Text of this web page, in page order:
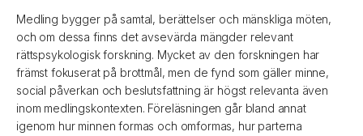
Medling bygger på samtal, berättelser och mänskliga möten,
och om dessa finns det avsevärda mängder relevant
rättspsykologisk forskning. Mycket av den forskningen har
främst fokuserat på brottmål, men de fynd som gäller minne,
social påverkan och beslutsfattning är högst relevanta även
inom medlingskontexten. Föreläsningen går bland annat
igenom hur minnen formas och omformas, hur parterna